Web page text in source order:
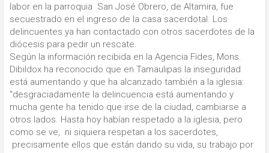
labor en la parroquia San José Obrero, de Altamira, fue
secuestrado en el ingreso de la casa sacerdotal. Los
delincuentes ya han contactado con otros sacerdotes de la
diócesis para pedir un rescate.
Según la información recibida en la Agencia Fides, Mons.
Dibildox ha reconocido que en Tamaulipas la inseguridad
está aumentando y que ha alcanzado también a la iglesia:
"desgraciadamente la delincuencia está aumentando y
mucha gente ha tenido que irse de la ciudad, cambiarse a
otros lados. Hasta hoy habían respetado a la iglesia, pero
como se ve, ni siquiera respetan a los sacerdotes,
precisamente ellos que están dando su vida, su trabajo por